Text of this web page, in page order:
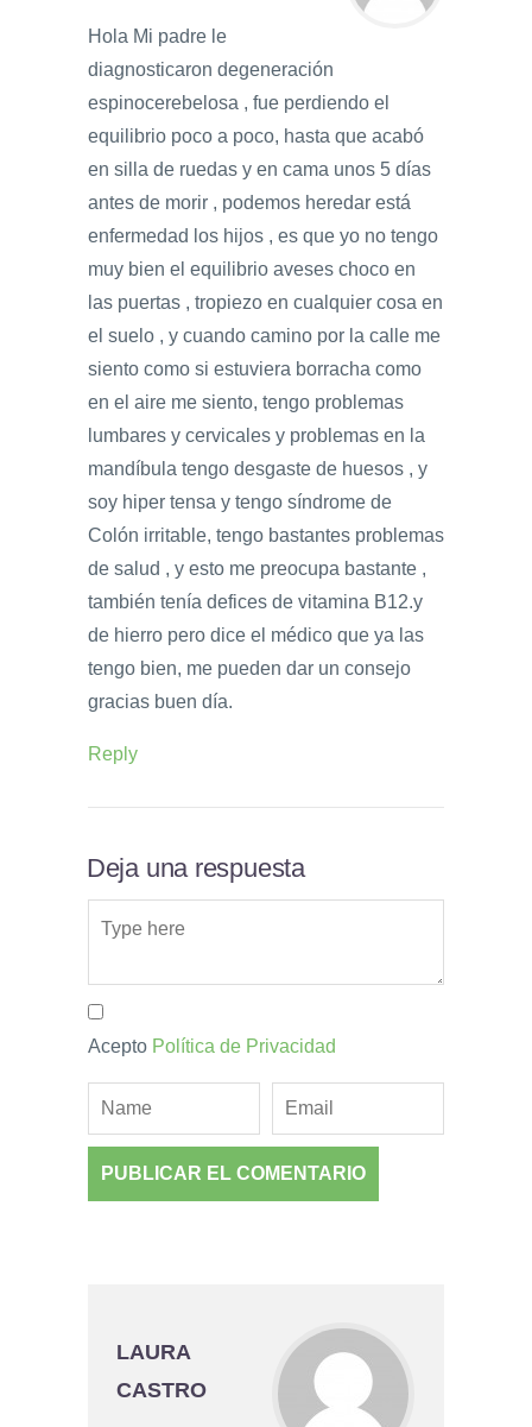
Hola Mi padre le
diagnosticaron degeneración
espinocerebelosa , fue perdiendo el
equilibrio poco a poco, hasta que acabó
en silla de ruedas y en cama unos 5 días
antes de morir , podemos heredar está
enfermedad los hijos , es que yo no tengo
muy bien el equilibrio aveses choco en
las puertas , tropiezo en cualquier cosa en
el suelo , y cuando camino por la calle me
siento como si estuviera borracha como
en el aire me siento, tengo problemas
lumbares y cervicales y problemas en la
mandíbula tengo desgaste de huesos , y
soy hiper tensa y tengo síndrome de
Colón irritable, tengo bastantes problemas
de salud , y esto me preocupa bastante ,
también tenía defices de vitamina B12.y
de hierro pero dice el médico que ya las
tengo bien, me pueden dar un consejo
gracias buen día.
Reply
Deja una respuesta
Acepto Política de Privacidad
LAURA
CASTRO